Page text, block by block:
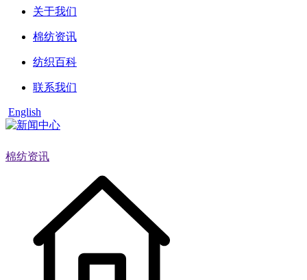
关于我们
棉纺资讯
纺织百科
联系我们
English
棉纺资讯